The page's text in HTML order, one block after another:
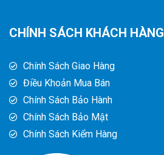
CHÍNH SÁCH KHÁCH HÀNG
Chính Sách Giao Hàng
Điều Khoản Mua Bán
Chính Sách Bảo Hành
Chính Sách Bảo Mật
Chính Sách Kiểm Hàng